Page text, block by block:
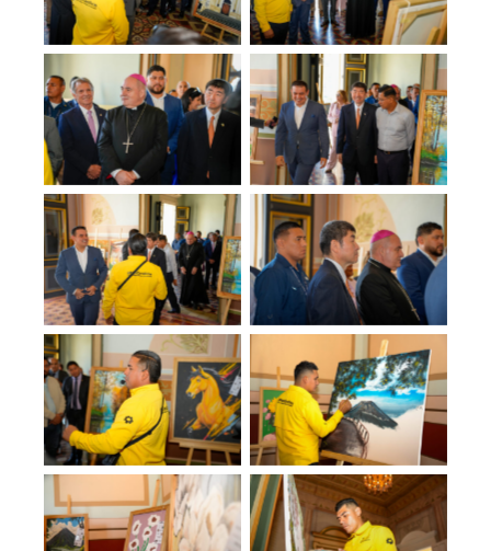
No Caption No Caption
No Caption No Caption
No Caption No Caption
No Caption No Caption